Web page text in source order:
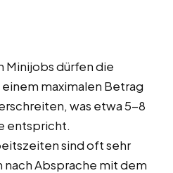
Minijobs dürfen die
maximalen Betrag
was etwa 5-8
entspricht.
sind oft sehr
Absprache mit dem